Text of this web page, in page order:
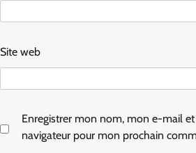
Site web
Enregistrer mon nom, mon e-mail
navigateur pour mon prochain